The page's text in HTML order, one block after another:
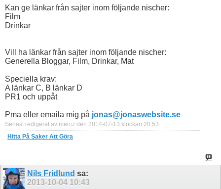
Kan ge länkar från sajter inom följande nischer:
Film
Drinkar
Vill ha länkar från sajter inom följande nischer:
Generella Bloggar, Film, Drinkar, Mat
Speciella krav:
A länkar C, B länkar D
PR1 och uppåt
Pma eller emaila mig på jonas@jonaswebsite.se
Senast redigerat av mercz den 2014-07-13 klockan 20:53
Hitta På Saker Att Göra
Nils Fridlund sa:
2013-10-04 10:43